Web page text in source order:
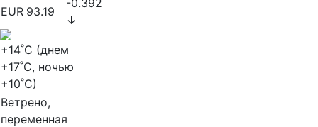
EUR 93.19
-0.392
↓
+14˚C (днем
+17˚C, ночью
+10˚C)
Ветрено,
переменная